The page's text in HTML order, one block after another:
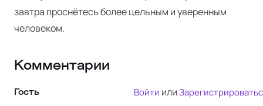
завтра проснётесь более цельным и уверенным
человеком.
Комментарии
Гость Войти или